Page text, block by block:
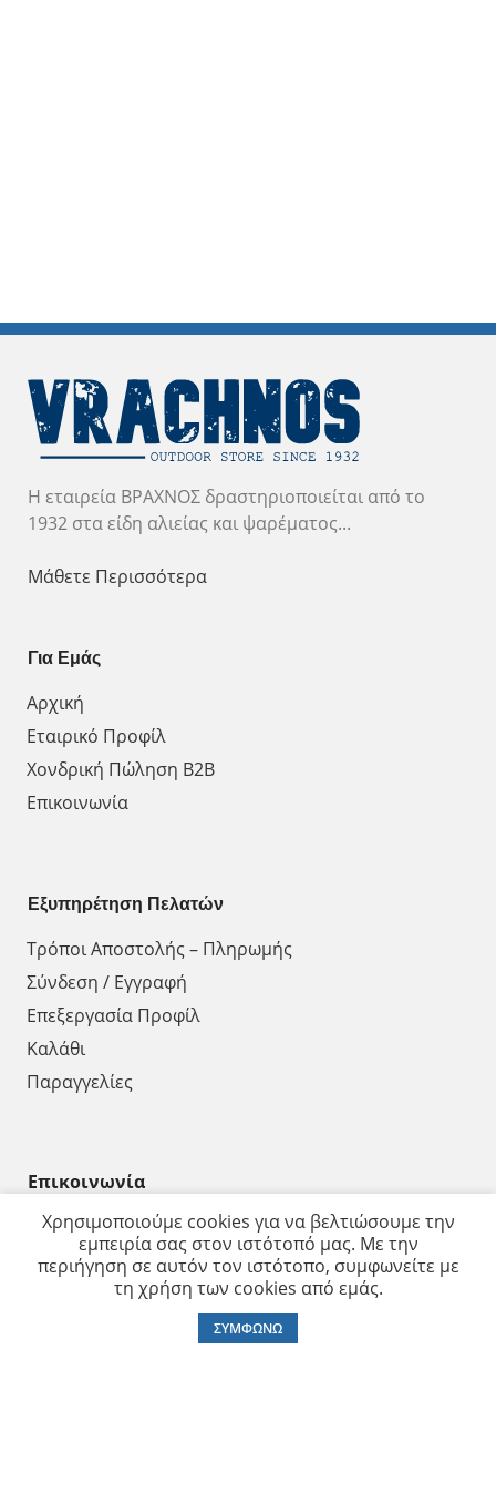
Η εταιρεία ΒΡΑΧΝΟΣ δραστηριοποιείται από το
1932 στα είδη αλιείας και ψαρέματος...
Μάθετε Περισσότερα
Για Εμάς
Αρχική
Εταιρικό Προφίλ
Χονδρική Πώληση Β2Β
Επικοινωνία
Εξυπηρέτηση Πελατών
Τρόποι Αποστολής – Πληρωμής
Σύνδεση / Εγγραφή
Επεξεργασία Προφίλ
Καλάθι
Παραγγελίες
Επικοινωνία
ΑΡΙΣΤΕΙΔΟΥ 35, ΠΕΙΡΑΙΑΣ 18531
210 4176488
210 4129486
Χρησιμοποιούμε cookies για να βελτιώσουμε την
εμπειρία σας στον ιστότοπό μας. Με την
περιήγηση σε αυτόν τον ιστότοπο, συμφωνείτε με
τη χρήση των cookies από εμάς.
ΣΥΜΦΩΝΩ